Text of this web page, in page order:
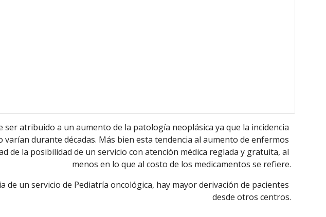
atribuido a un aumento de la patología neoplásica ya que la incidencia
durante décadas. Más bien esta tendencia al aumento de enfermos
de la posibilidad de un servicio con atención médica reglada y gratuita, al
menos en lo que al costo de los medicamentos se refiere.
de un servicio de Pediatría oncológica, hay mayor derivación de pacientes
desde otros centros.